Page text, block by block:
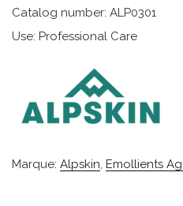
Catalog number: ALP0301
Use: Professional Care
Marque: Alpskin, Emollients